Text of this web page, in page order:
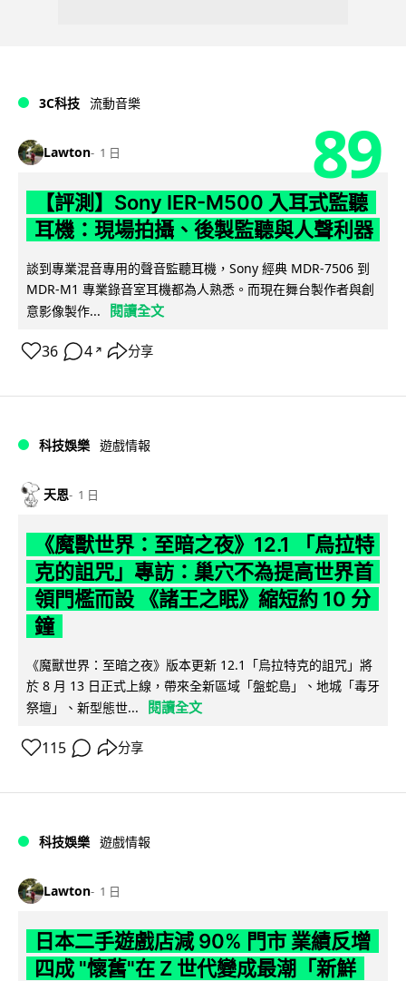
3C科技 流動音樂
Lawton 1 日 89
【評測】Sony IER-M500 入耳式監聽
耳機：現場拍攝、後製監聽與人聲利器
談到專業混音專用的聲音監聽耳機，Sony 經典 MDR-7506 到
MDR-M1 專業錄音室耳機都為人熟悉。而現在舞台製作者與創
意影像製作...
閱讀全文
36 4 ↗ 分享
科技娛樂 遊戲情報
天恩 1 日
《魔獸世界：至暗之夜》12.1 「烏拉特
克的詛咒」專訪：巢穴不為提高世界首
領門檻而設 《諸王之眠》縮短約 10 分
鐘
《魔獸世界：至暗之夜》版本更新 12.1「烏拉特克的詛咒」將
於 8 月 13 日正式上線，帶來全新區域「盤蛇島」、地城「毒牙
祭壇」、新型態世...
閱讀全文
115 分享
科技娛樂 遊戲情報
Lawton 1 日
日本二手遊戲店減 90% 門市 業績反增
四成 "懷舊"在 Z 世代變成最潮「新鮮